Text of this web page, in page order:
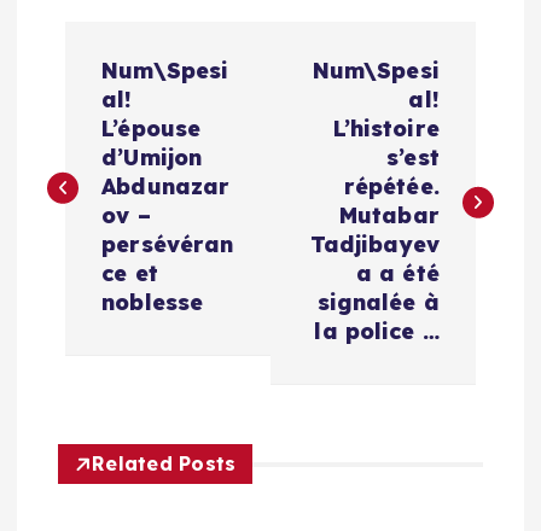
v
Num\Spesi
al!
L’épouse
d’Umijon
Abdunazar
ov –
persévéran
ce et
noblesse
Num\Spesi
al!
L’histoire
s’est
répétée.
Mutabar
Tadjibayev
a a été
signalée à
la police …
Related Posts